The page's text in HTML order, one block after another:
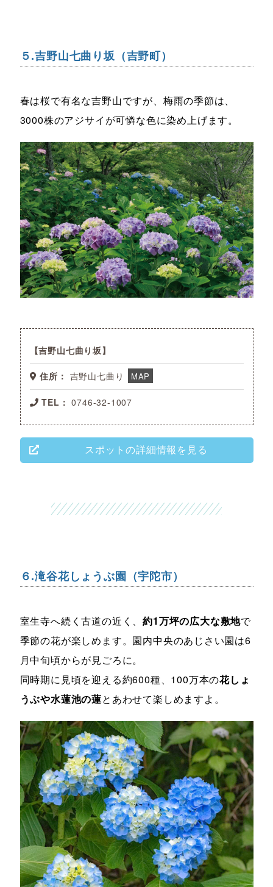
５.吉野山七曲り坂（吉野町）
春は桜で有名な吉野山ですが、梅雨の季節は、
3000株のアジサイが可憐な色に染め上げます。
吉野山七曲り坂
住所： 吉野山七曲り MAP
TEL： 0746-32-1007
スポットの詳細情報を見る
６.滝谷花しょうぶ園（宇陀市）
室生寺へ続く古道の近く、約1万坪の広大な敷地で
季節の花が楽しめます。園内中央のあじさい園は6
月中旬頃からが見ごろに。
同時期に見頃を迎える約600種、100万本の花しょ
うぶや水蓮池の蓮とあわせて楽しめますよ。